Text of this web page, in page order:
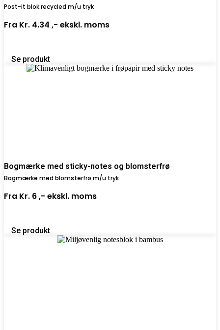
Post-it blok recycled m/u tryk
Fra Kr. 4.34 ,- ekskl. moms
Se produkt
Bogmærke med sticky-notes og blomsterfrø
Bogmærke med blomsterfrø m/u tryk
Fra Kr. 6 ,- ekskl. moms
Se produkt